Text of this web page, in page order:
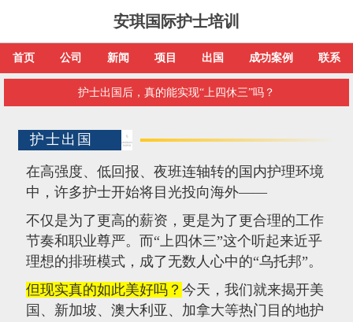
安琪国际护士培训
首页 公司 新闻 项目 出国 成功案例 联系
护士出国后，真的能实现“上四休三”吗？
护士出国
在高强度、低回报、夜班连轴转的国内护理环境
中，许多护士开始将目光投向海外——
不仅是为了更高的薪资，更是为了更合理的工作
节奏和职业尊严。而“上四休三”这个听起来近乎
理想的排班模式，成了无数人心中的“乌托邦”。
但现实真的如此美好吗？ 今天，我们就来揭开美
国、新加坡、澳大利亚、加拿大等热门目的地护